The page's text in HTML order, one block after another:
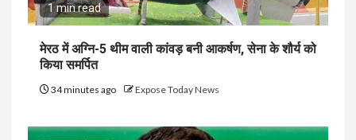
1 min read
मेरठ में अग्नि-5 थीम वाली कांवड़ बनी आकर्षण, सेना के शौर्य को
किया समर्पित
34 minutes ago Expose Today News